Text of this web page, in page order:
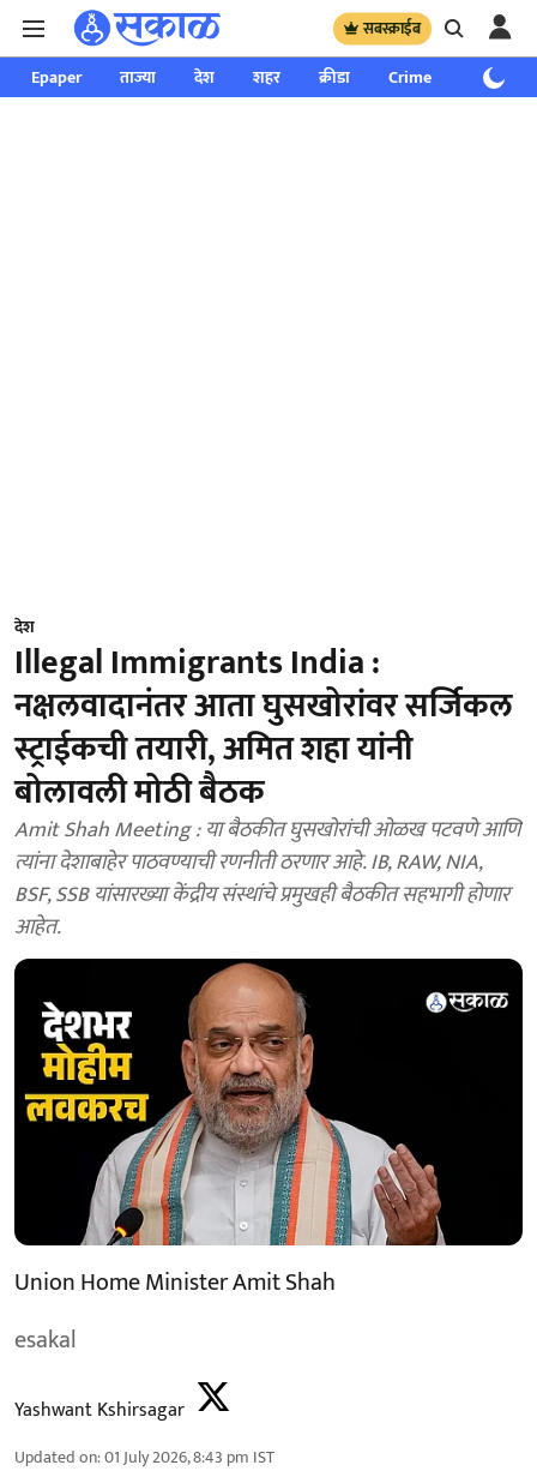
सबस्क्राईब
Epaper ताज्या देश शहर क्रीडा Crime साप्ताहिक
देश
Illegal Immigrants India :
नक्षलवादानंतर आता घुसखोरांवर सर्जिकल
स्ट्राईकची तयारी, अमित शहा यांनी
बोलावली मोठी बैठक
Amit Shah Meeting : या बैठकीत घुसखोरांची ओळख पटवणे आणि
त्यांना देशाबाहेर पाठवण्याची रणनीती ठरणार आहे. IB, RAW, NIA,
BSF, SSB यांसारख्या केंद्रीय संस्थांचे प्रमुखही बैठकीत सहभागी होणार
आहेत.
Union Home Minister Amit Shah
esakal
Yashwant Kshirsagar
Updated on:01 July 2026, 8:43 pm IST